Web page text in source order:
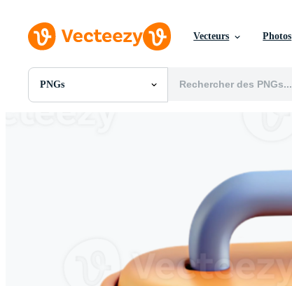
Vecteurs Photos
PNGs
Toutes Images